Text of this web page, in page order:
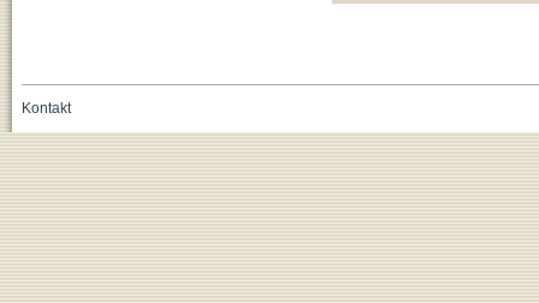
Kontakt